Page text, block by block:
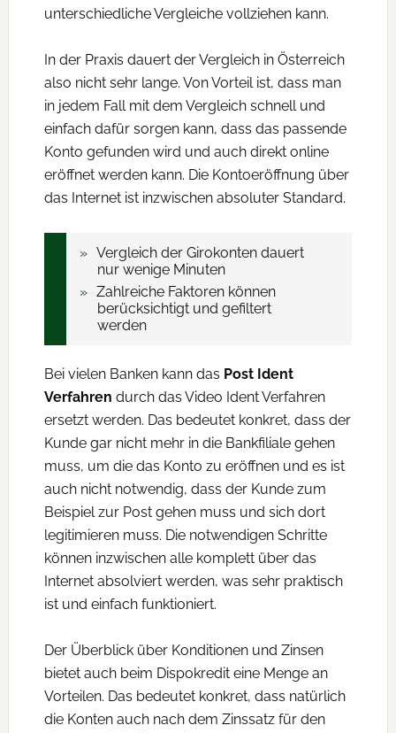
unterschiedliche Vergleiche vollziehen kann.
In der Praxis dauert der Vergleich in Österreich
also nicht sehr lange. Von Vorteil ist, dass man
in jedem Fall mit dem Vergleich schnell und
einfach dafür sorgen kann, dass das passende
Konto gefunden wird und auch direkt online
eröffnet werden kann. Die Kontoeröffnung über
das Internet ist inzwischen absoluter Standard.
Vergleich der Girokonten dauert
nur wenige Minuten
Zahlreiche Faktoren können
berücksichtigt und gefiltert
werden
Bei vielen Banken kann das Post Ident
Verfahren durch das Video Ident Verfahren
ersetzt werden. Das bedeutet konkret, dass der
Kunde gar nicht mehr in die Bankfiliale gehen
muss, um die das Konto zu eröffnen und es ist
auch nicht notwendig, dass der Kunde zum
Beispiel zur Post gehen muss und sich dort
legitimieren muss. Die notwendigen Schritte
können inzwischen alle komplett über das
Internet absolviert werden, was sehr praktisch
ist und einfach funktioniert.
Der Überblick über Konditionen und Zinsen
bietet auch beim Dispokredit eine Menge an
Vorteilen. Das bedeutet konkret, dass natürlich
die Konten auch nach dem Zinssatz für den